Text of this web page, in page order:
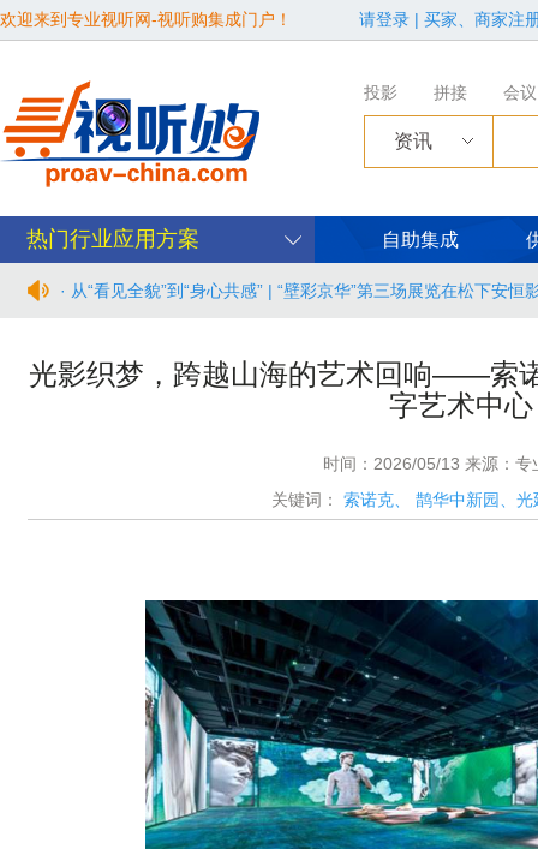
欢迎来到专业视听网-视听购集成门户！ 请登录 | 买家、商家注
投影 拼接 会议
资讯
热门行业应用方案 自助集成
· 从“看见全貌”到“身心共感” | “壁彩京华”第三场展览在松下安恒
· 面对不断升级的文旅亮化市场，你拿什么参与竞争？
· AVONIC摄像机 × Bosch DICENTIS会议系统保障二十国央行
· TCC Family 选型指南｜森海塞尔三款天花阵列麦克风，该选
· 【BIRTV发布】万象视听，向新而生，BIRTV2026即将开幕！
光影织梦，跨越山海的艺术回响——索
字艺术中心
时间：2026/05/13 来源：专
关键词：
索诺克 鹊华中新园、